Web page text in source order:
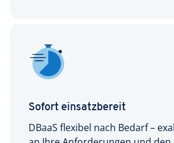
Sofort einsatzbereit
DBaaS flexibel nach Bedarf –